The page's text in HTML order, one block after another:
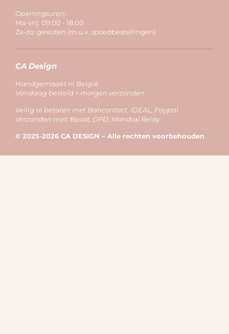
Openingsuren:
Ma-vrij: 09:00 - 18:00
Za-zo: gesloten (m.u.v. spoedbestellingen)
CA Design
Handgemaakt in België
Vandaag besteld = morgen verzonden
Veilig te betalen met Bancontact, IDEAL, Paypal
Verzonden met: Bpost, DPD, Mondial Relay
© 2025-2026 CA DESIGN – Alle rechten voorbehouden